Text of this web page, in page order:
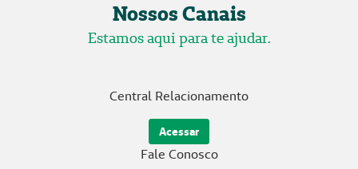
Nossos Canais
Estamos aqui para te ajudar.
Central Relacionamento
Acessar
Fale Conosco